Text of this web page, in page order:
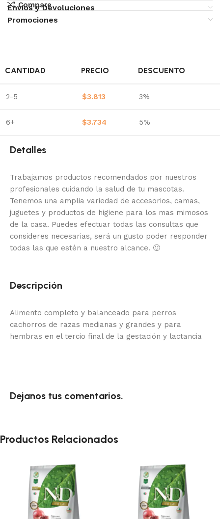
Compare
Envíos y Devoluciones
Promociones
CANTIDAD PRECIO DESCUENTO
2-5 $3.813 3%
6+ $3.734 5%
Detalles
Trabajamos productos recomendados por nuestros
profesionales cuidando la salud de tu mascotas.
Tenemos una amplia variedad de accesorios, camas,
juguetes y productos de higiene para los mas mimosos
de la casa. Puedes efectuar todas las consultas que
consideres necesarias, será un gusto poder responder
todas las que estén a nuestro alcance. 🙂
Descripción
Alimento completo y balanceado para perros
cachorros de razas medianas y grandes y para
hembras en el tercio final de la gestación y lactancia
Dejanos tus comentarios.
Productos Relacionados